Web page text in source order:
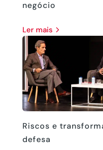
negócio
ler mais
Riscos e
defesa